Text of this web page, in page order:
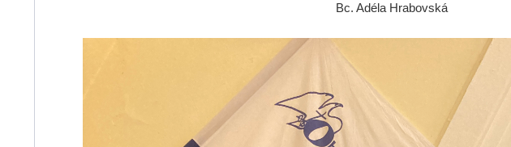
Bc. Adéla Hrabovská